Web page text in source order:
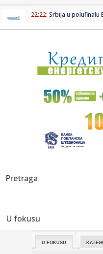
22:22: Srbija u polufinalu
22:15:AJAKS IMAO
VOJVODINE: Po...
22:08:Linta: Srbija treba
međunarodno pri...
Kinan Evans se
22:05:Komarce suzbijaju
impulsivne...
21:57:
21:56:
Glumicu
Pretraga
U fokusu
U FOKUSU